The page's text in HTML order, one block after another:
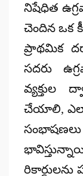
నిషేధిత
చెందిన ఒక
ప్రాథమిక
సదరు
వ్యక్తుల
చేయాలి,